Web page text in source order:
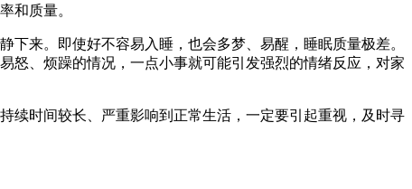
和质量。​
来。即使好不容易入睡，也会多梦、易醒，睡眠质量极差。
怒、烦躁的情况，一点小事就可能引发强烈的情绪反应，对家
时间较长、严重影响到正常生活，一定要引起重视，及时寻